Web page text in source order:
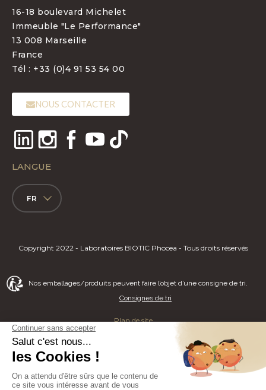
16-18 boulevard Michelet
Immeuble "Le Performance"
13 008 Marseille
France
Tél : +33 (0)4 91 53 54 00
NOUS CONTACTER
LANGUE
FR
Copyright 2022 - Laboratoires BIOTIC Phocea - Tous droits réservés
Nos emballages/produits peuvent faire l’objet d’une consigne de tri.
Consignes de tri
Plan de site
Politique de Confidentialité